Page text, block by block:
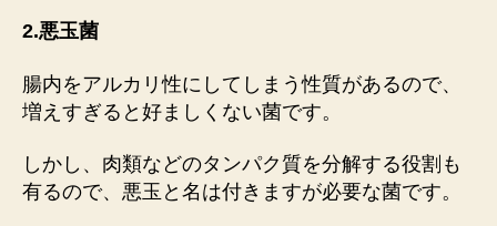
2.悪玉菌
腸内をアルカリ性にしてしまう性質があるので、
増えすぎると好ましくない菌です。
しかし、肉類などのタンパク質を分解する役割も
有るので、悪玉と名は付きますが必要な菌です。